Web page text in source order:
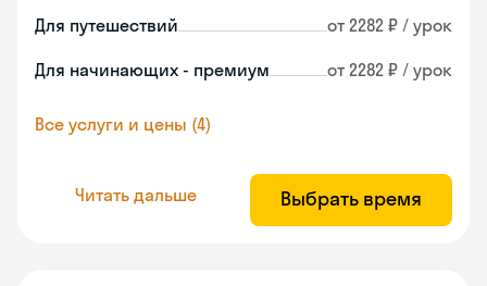
Для путешествий от 2282 ₽ / урок
Для начинающих - премиум от 2282 ₽ / урок
Все услуги и цены (4)
Читать дальше Выбрать время